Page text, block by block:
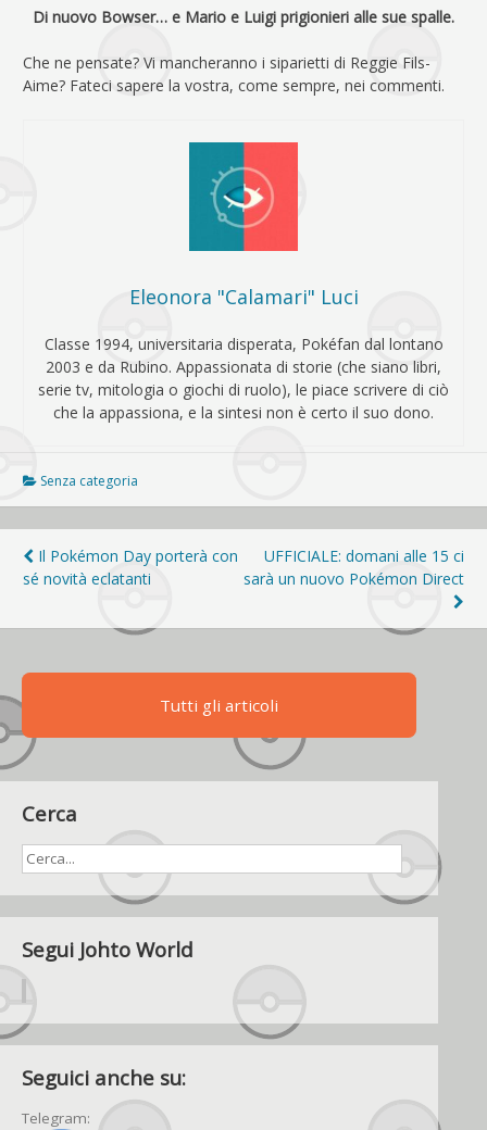
Di nuovo Bowser… e Mario e Luigi prigionieri alle sue spalle.
Che ne pensate? Vi mancheranno i siparietti di Reggie Fils-
Aime? Fateci sapere la vostra, come sempre, nei commenti.
Eleonora "Calamari" Luci
Classe 1994, universitaria disperata, Pokéfan dal lontano
2003 e da Rubino. Appassionata di storie (che siano libri,
serie tv, mitologia o giochi di ruolo), le piace scrivere di ciò
che la appassiona, e la sintesi non è certo il suo dono.
Senza categoria
Navigazione
articoli
Il Pokémon Day porterà con
sé novità eclatanti
UFFICIALE: domani alle 15 ci
sarà un nuovo Pokémon Direct
Tutti gli articoli
Cerca
Segui Johto World
Seguici anche su:
Telegram: